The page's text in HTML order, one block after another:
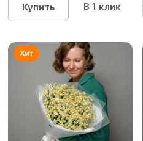
Купить В 1 клик